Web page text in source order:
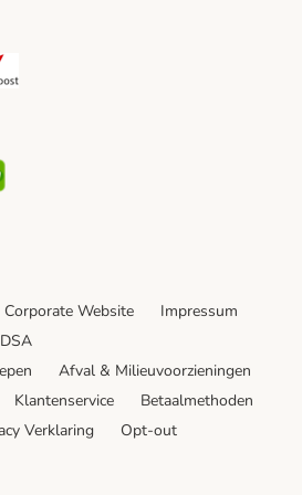
Method
Relay Shipping Method
Security
Corporate Website
Impressum
DSA
Afval & Milieuvoorzieningen
Klantenservice
Betaalmethoden
Verklaring
Opt-out